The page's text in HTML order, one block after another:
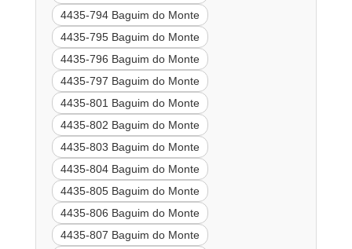
4435-794 Baguim do Monte
4435-795 Baguim do Monte
4435-796 Baguim do Monte
4435-797 Baguim do Monte
4435-801 Baguim do Monte
4435-802 Baguim do Monte
4435-803 Baguim do Monte
4435-804 Baguim do Monte
4435-805 Baguim do Monte
4435-806 Baguim do Monte
4435-807 Baguim do Monte